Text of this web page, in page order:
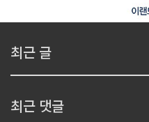
최근 글
최근 댓글